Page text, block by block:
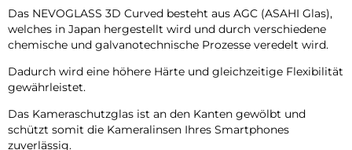
Das NEVOGLASS 3D Curved besteht aus AGC (ASAHI Glas),
welches in Japan hergestellt wird und durch verschiedene
chemische und galvanotechnische Prozesse veredelt wird.
Dadurch wird eine höhere Härte und gleichzeitige Flexibilität
gewährleistet.
Das Kameraschutzglas ist an den Kanten gewölbt und
schützt somit die Kameralinsen Ihres Smartphones
zuverlässig.